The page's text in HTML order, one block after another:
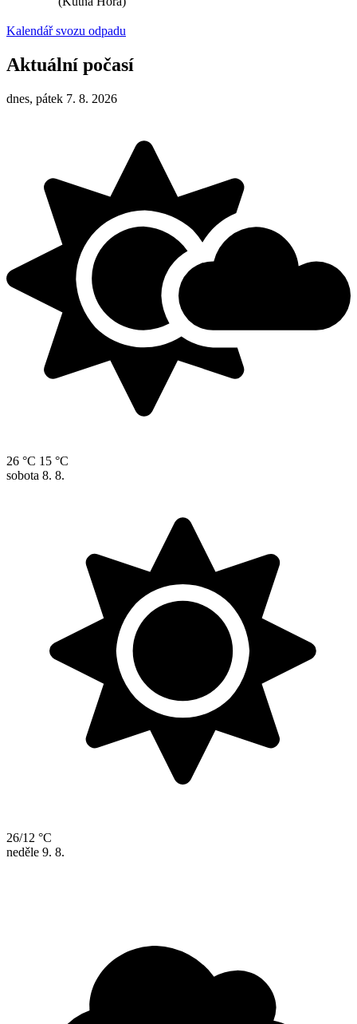
Kalendář svozu odpadu
Aktuální počasí
dnes, pátek 7. 8. 2026
26 °C 15 °C
sobota 8. 8.
26/12 °C
neděle 9. 8.